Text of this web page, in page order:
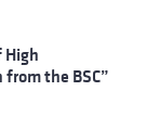
High
the BSC”